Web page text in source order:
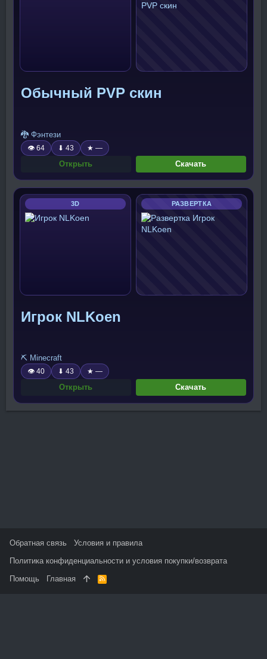
Обычный PVP скин
🐉 Фэнтези
👁 64 ⬇ 43 ★ —
Открыть Скачать
3D РАЗВЕРТКА
Игрок NLKoen
⛏️ Minecraft
👁 40 ⬇ 43 ★ —
Открыть Скачать
Обратная связь
Условия и правила
Политика конфиденциальности и условия покупки/возврата
Помощь
Главная
R